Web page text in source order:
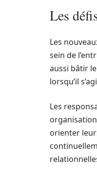
Les
Les
sein de
aussi bâtir
lorsqu’il
Les
orienter